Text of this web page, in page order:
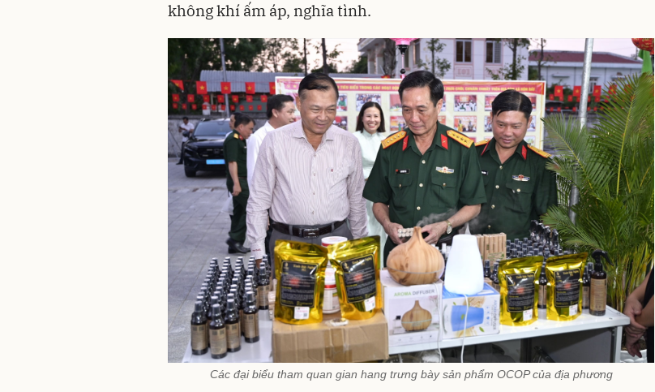
không khí ấm áp, nghĩa tình.
Các đại biểu tham quan gian hang trưng bày sản phẩm OCOP của địa phương